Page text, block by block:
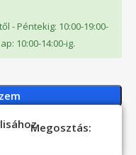
- Péntekig: 10:00-19:00-
10:00-14:00-ig.
Megosztás: